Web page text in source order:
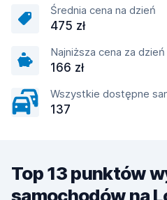
Średnia cena na dzień
475 zł
Najniższa cena za dzień
166 zł
Wszystkie dostępne
137
Top 13 punktów
samochodów na